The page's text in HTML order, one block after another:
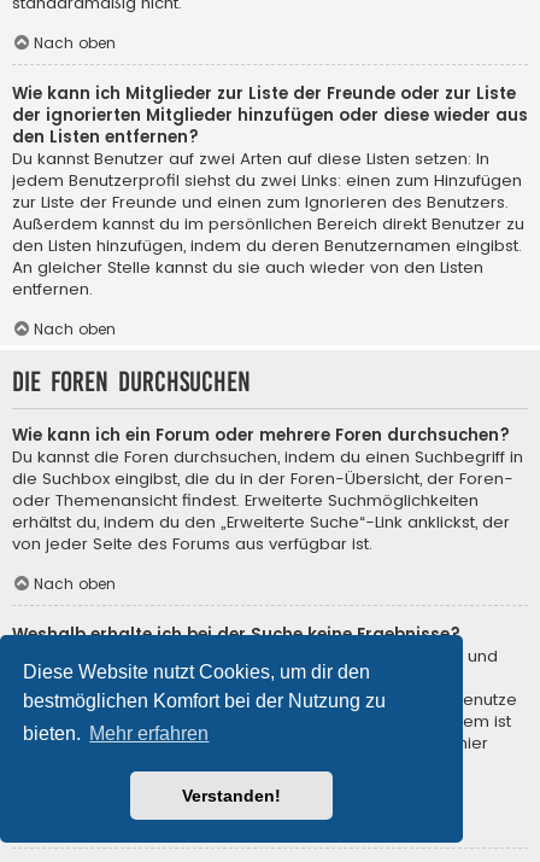
Diese Website nutzt Cookies, um dir den
bestmöglichen Komfort bei der Nutzung zu
bieten. Mehr erfahren
Verstanden!
Nach oben
Wie kann ich Mitglieder zur Liste der Freunde oder zur Liste
der ignorierten Mitglieder hinzufügen oder diese wieder aus
den Listen entfernen?
Du kannst Benutzer auf zwei Arten auf diese Listen setzen: In
jedem Benutzerprofil siehst du zwei Links: einen zum Hinzufügen
zur Liste der Freunde und einen zum Ignorieren des Benutzers.
Außerdem kannst du im persönlichen Bereich direkt Benutzer zu
den Listen hinzufügen, indem du deren Benutzernamen eingibst.
An gleicher Stelle kannst du sie auch wieder von den Listen
entfernen.
Nach oben
Die Foren durchsuchen
Wie kann ich ein Forum oder mehrere Foren durchsuchen?
Du kannst die Foren durchsuchen, indem du einen Suchbegriff in
die Suchbox eingibst, die du in der Foren-Übersicht, der Foren-
oder Themenansicht findest. Erweiterte Suchmöglichkeiten
erhältst du, indem du den „Erweiterte Suche“-Link anklickst, der
von jeder Seite des Forums aus verfügbar ist.
Nach oben
Weshalb erhalte ich bei der Suche keine Ergebnisse?
Deine Suche war möglicherweise zu allgemein gehalten und
enthielt zu viele gängige Wörter, welche von phpBB nicht
indiziert werden. Stelle eine spezifischere Anfrage und benutze
die Optionen, die dir die erweiterte Suche bietet. Außerdem ist
es natürlich auch möglich, dass dein(e) Suchbegriff(e) hier
Rechtschreibung der Begriffe!